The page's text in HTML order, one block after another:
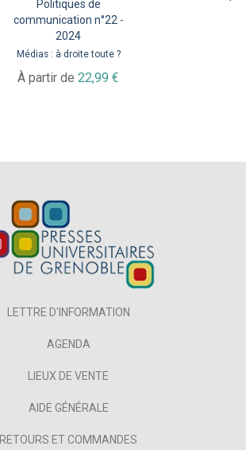
Politiques de
communication n°22 -
2024
Médias : à droite toute ?
À partir de 22,99 €
LETTRE D'INFORMATION
AGENDA
LIEUX DE VENTE
AIDE GÉNÉRALE
RETOURS ET COMMANDES